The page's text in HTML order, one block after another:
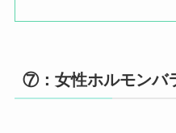
⑦：女性ホルモンバ